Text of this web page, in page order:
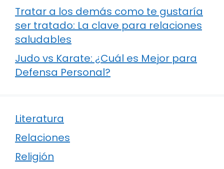
Tratar a los demás como te gustaría
ser tratado: La clave para relaciones
saludables
Judo vs Karate: ¿Cuál es Mejor para
Defensa Personal?
Literatura
Relaciones
Religión